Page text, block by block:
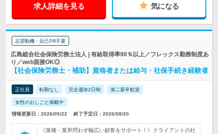
求人詳細を見る 気になる
志望動機・自己PR不要
広島総合社会保険労務士法人 | 有給取得率90％以上／フレックス勤務制度あ
り／web面接OK◎
【社会保険労務士・補助】資格者または給与・社保手続き経験者
正社員 転勤なし 完全週休2日制 第二新卒歓迎
女性のおしごと掲載中
情報更新日：2026/05/22 終了予定日：2026/08/20
《業種・業界問わず幅広い顧客をサポート！》クライアントの社